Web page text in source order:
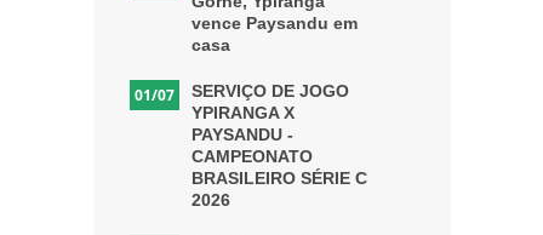
vence Paysandu em
casa
01/07
SERVIÇO DE JOGO
YPIRANGA X
PAYSANDU -
CAMPEONATO
BRASILEIRO SÉRIE C
2026